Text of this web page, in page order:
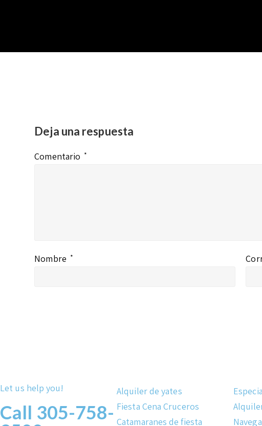
Deja una respuesta
Comentario *
Nombre *
Let us help you!
Call 305-758-
Alquiler de yates
Fiesta Cena Cruceros
Catamaranes de fiesta